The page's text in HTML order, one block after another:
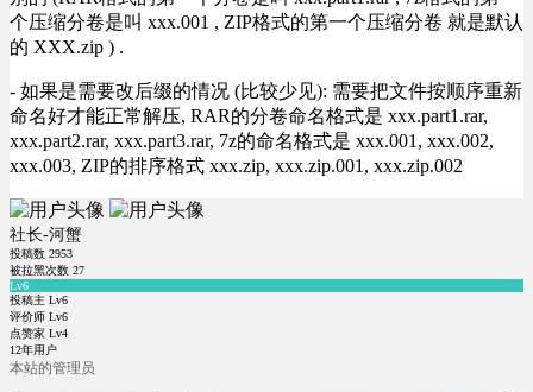
个压缩分卷是叫 xxx.001 , ZIP格式的第一个压缩分卷 就是默认
的 XXX.zip ) .
- 如果是需要改后缀的情况 (比较少见): 需要把文件按顺序重新
命名好才能正常解压, RAR的分卷命名格式是 xxx.part1.rar,
xxx.part2.rar, xxx.part3.rar, 7z的命名格式是 xxx.001, xxx.002,
xxx.003, ZIP的排序格式 xxx.zip, xxx.zip.001, xxx.zip.002
社长-河蟹
投稿数 2953
被拉黑次数 27
Lv6
投稿主 Lv6
评价师 Lv6
点赞家 Lv4
12年用户
本站的管理员